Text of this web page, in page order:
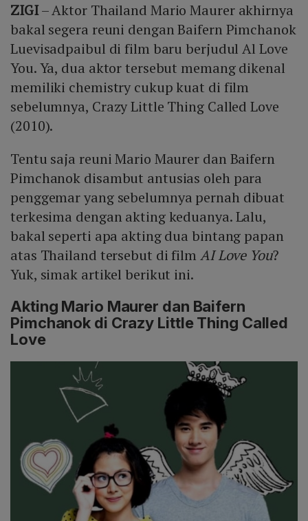
ZIGI– Aktor Thailand Mario Maurer akhirnya
bakal segera reuni dengan Baifern Pimchanok
Luevisadpaibul di film baru berjudul Al Love
You. Ya, dua aktor tersebut memang dikenal
memiliki chemistry cukup kuat di film
sebelumnya, Crazy Little Thing Called Love
(2010).
Tentu saja reuni Mario Maurer dan Baifern
Pimchanok disambut antusias oleh para
penggemar yang sebelumnya pernah dibuat
terkesima dengan akting keduanya. Lalu,
bakal seperti apa akting dua bintang papan
atas Thailand tersebut di film AI Love You?
Yuk, simak artikel berikut ini.
Akting Mario Maurer dan Baifern
Pimchanok di Crazy Little Thing Called
Love